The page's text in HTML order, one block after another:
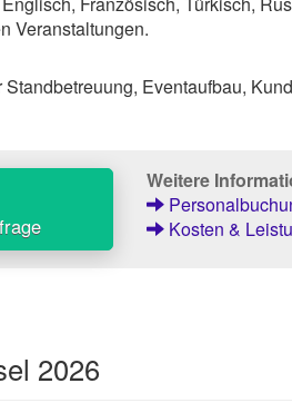
Veranstaltungen.
Eventaufbau,
Weitere
Kosten &
2026